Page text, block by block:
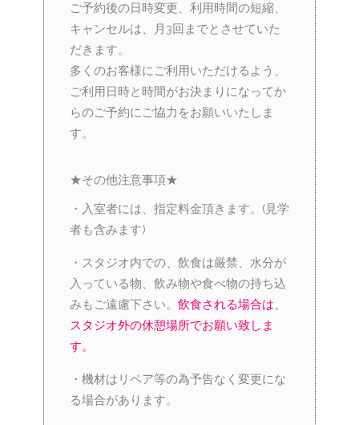
ご予約後の日時変更、利用時間の短縮、
キャンセルは、月3回までとさせていた
だきます。
多くのお客様にご利用いただけるよう、
ご利用日時と時間がお決まりになってか
らのご予約にご協力をお願いいたしま
す。
★その他注意事項★
・入室者には、指定料金頂きます。(見学
者も含みます)
・スタジオ内での、飲食は厳禁、水分が
入っている物、飲み物や食べ物の持ち込
みもご遠慮下さい。 飲食される場合は、
スタジオ外の休憩場所でお願い致しま
す。
・機材はリペア等の為予告なく変更にな
る場合があります。